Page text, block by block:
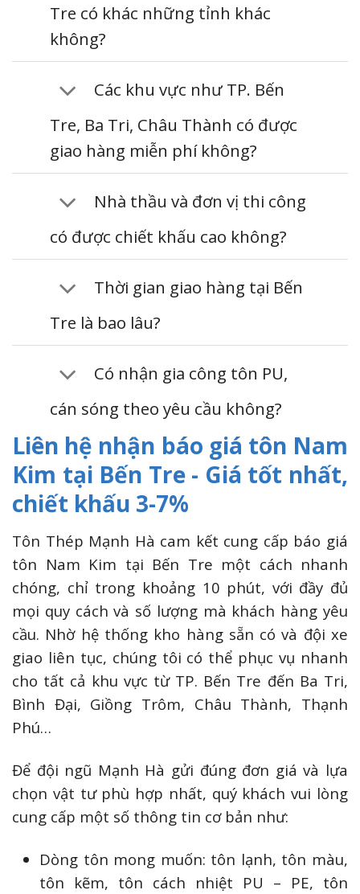
Tre có khác những tỉnh khác
không?
Các khu vực như TP. Bến
Tre, Ba Tri, Châu Thành có được
giao hàng miễn phí không?
Nhà thầu và đơn vị thi công
có được chiết khấu cao không?
Thời gian giao hàng tại Bến
Tre là bao lâu?
Có nhận gia công tôn PU,
cán sóng theo yêu cầu không?
Liên hệ nhận báo giá tôn Nam
Kim tại Bến Tre - Giá tốt nhất,
chiết khấu 3-7%
Tôn Thép Mạnh Hà cam kết cung cấp báo giá
tôn Nam Kim tại Bến Tre một cách nhanh
chóng, chỉ trong khoảng 10 phút, với đầy đủ
mọi quy cách và số lượng mà khách hàng yêu
cầu. Nhờ hệ thống kho hàng sẵn có và đội xe
giao liên tục, chúng tôi có thể phục vụ nhanh
cho tất cả khu vực từ TP. Bến Tre đến Ba Tri,
Bình Đại, Giồng Trôm, Châu Thành, Thạnh
Phú…
Để đội ngũ Mạnh Hà gửi đúng đơn giá và lựa
chọn vật tư phù hợp nhất, quý khách vui lòng
cung cấp một số thông tin cơ bản như:
Dòng tôn mong muốn: tôn lạnh, tôn màu,
tôn kẽm, tôn cách nhiệt PU – PE, tôn